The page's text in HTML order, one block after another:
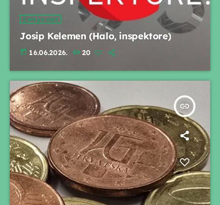
Cent po cent
Josip Kelemen (Halo, inspektore)
today 16.06.2026. 20
insert_link